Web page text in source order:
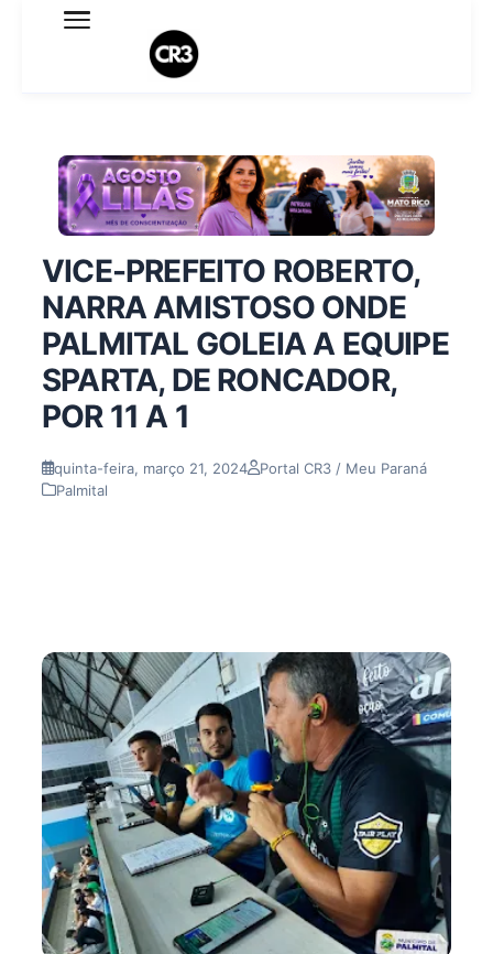
Expediente
Termo de Uso
Sobre o blog
VICE-PREFEITO ROBERTO,
NARRA AMISTOSO ONDE
PALMITAL GOLEIA A EQUIPE
SPARTA, DE RONCADOR,
POR 11 A 1
quinta-feira, março 21, 2024
Portal CR3 / Meu Paraná
Palmital